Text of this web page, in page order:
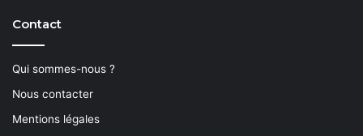
Contact
Qui sommes-nous ?
Nous contacter
Mentions légales